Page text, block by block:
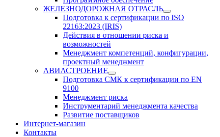
ЖЕЛЕЗНОДОРОЖНАЯ ОТРАСЛЬ
Подготовка к сертификации по ISO
22163:2023 (IRIS)
Действия в отношении риска и
возможностей
Менеджмент компетенций, конфигурации,
проектный менеджмент
АВИАСТРОЕНИЕ
Подготовка СМК к сертификации по EN
9100
Менеджмент риска
Инструментарий менеджмента качества
Развитие поставщиков
Интернет-магазин
Контакты